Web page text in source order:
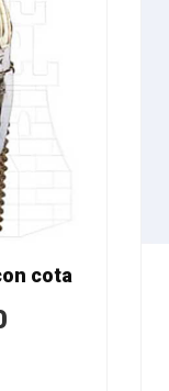
cota